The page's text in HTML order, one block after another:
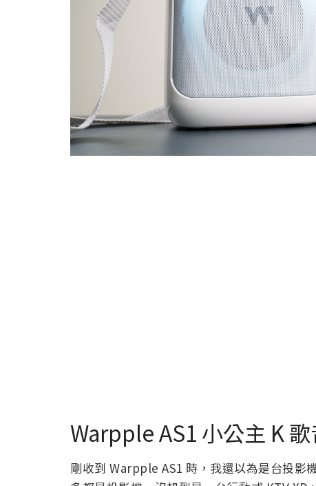
Warpple AS1 小公主 K
剛收到 Warpple AS1 時，我還以為是台投影